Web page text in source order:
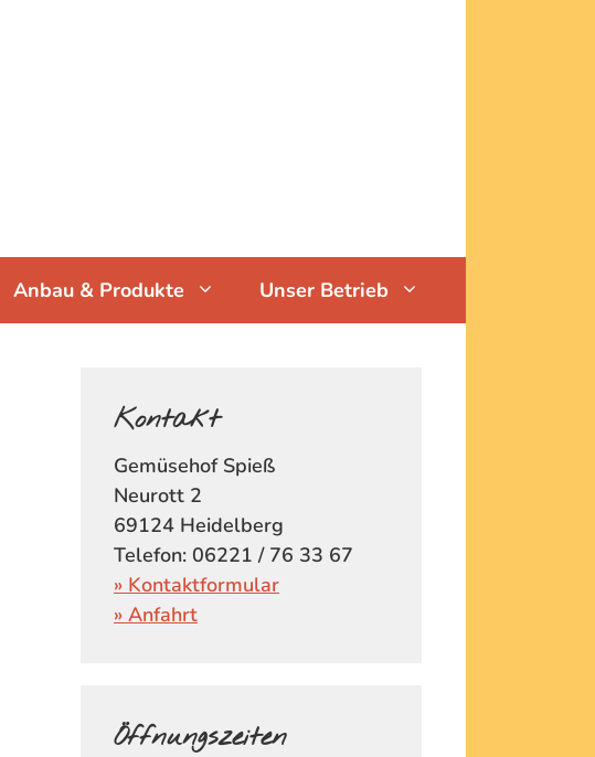
Anbau & Produkte Unser Betrieb
Kontakt
Gemüsehof Spieß
Neurott 2
69124 Heidelberg
Telefon: 06221 / 76 33 67
» Kontaktformular
» Anfahrt
Öffnungszeiten